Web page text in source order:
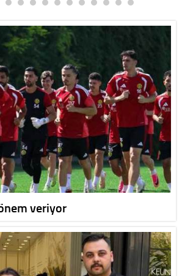
veriyor